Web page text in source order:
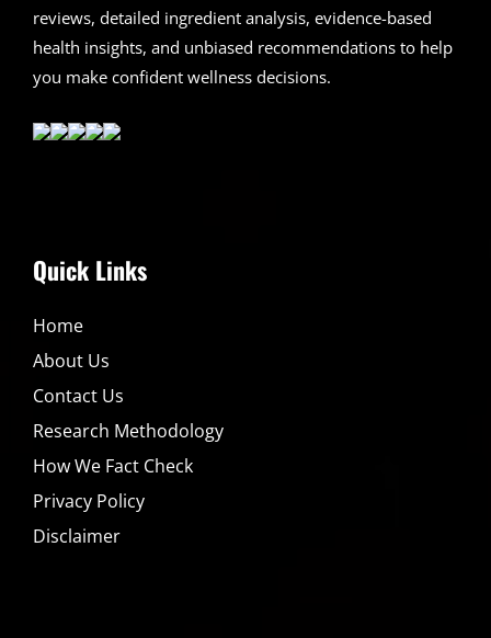
reviews, detailed ingredient analysis, evidence-based
health insights, and unbiased recommendations to help
you make confident wellness decisions.
Quick Links
Home
About Us
Contact Us
Research Methodology
How We Fact Check
Privacy Policy
Disclaimer